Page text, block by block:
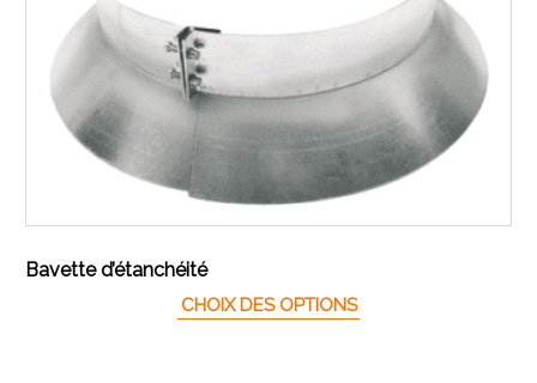
Bavette d’étanchéité
CHOIX DES OPTIONS